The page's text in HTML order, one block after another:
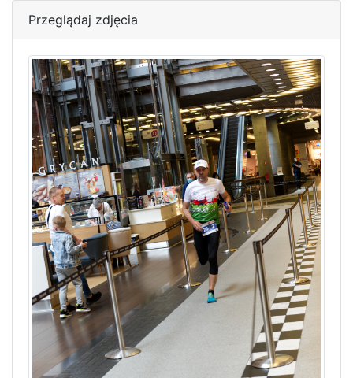
Przeglądaj zdjęcia